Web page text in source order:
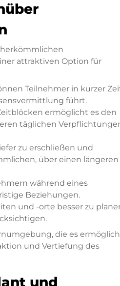
herkömmlichen
attraktiven Option für
Teilnehmer in kurzer
führt.
ermöglicht es den
täglichen
zu erschließen und
über einen längeren
während eines
Beziehungen.
und -orte besser zu
die es
und Vertiefung des
und